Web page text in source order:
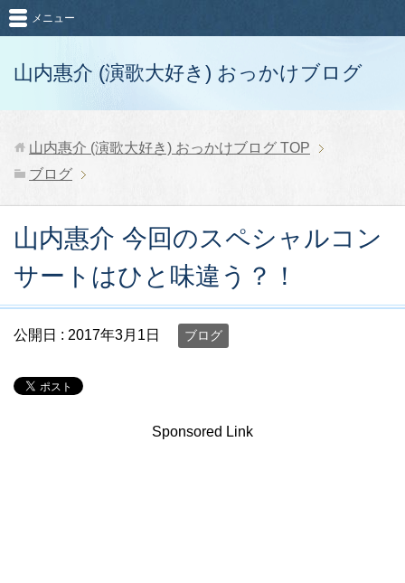
山内惠介 (演歌大好き) おっかけブログ
メニュー
山内惠介 (演歌大好き) おっかけブログ TOP
ブログ
山内惠介 今回のスペシャルコン
サートはひと味違う？！
公開日 : 2017年3月1日 ブログ
Sponsored Link